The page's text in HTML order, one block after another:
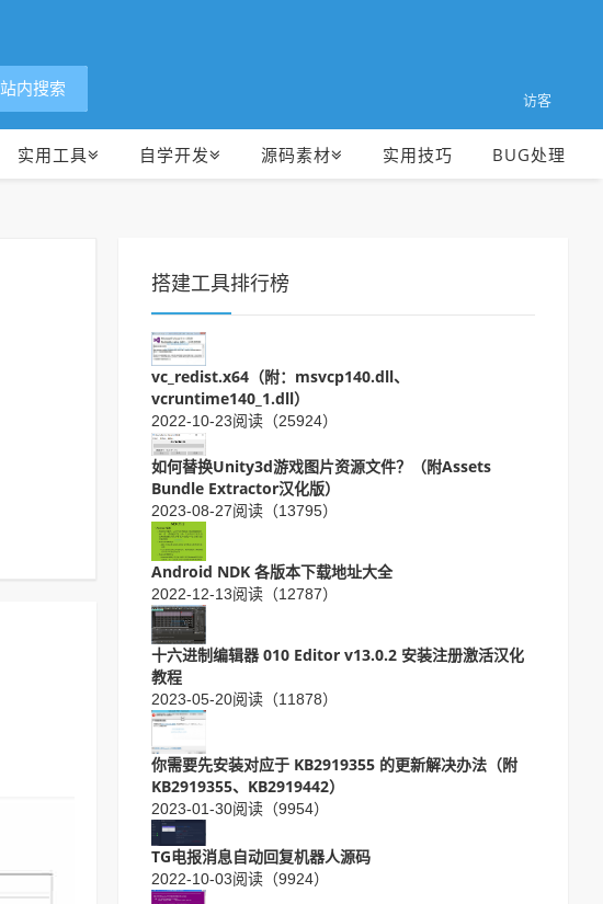
访客
站内搜索
实用工具 自学开发 源码素材 实用技巧 BUG处理
搭建工具排行榜
vc_redist.x64（附：msvcp140.dll、
vcruntime140_1.dll）
2022-10-23阅读（25924）
如何替换Unity3d游戏图片资源文件？（附Assets
Bundle Extractor汉化版）
2023-08-27阅读（13795）
Android NDK 各版本下载地址大全
2022-12-13阅读（12787）
十六进制编辑器 010 Editor v13.0.2 安装注册激活汉化
教程
2023-05-20阅读（11878）
你需要先安装对应于 KB2919355 的更新解决办法（附
KB2919355、KB2919442）
2023-01-30阅读（9954）
TG电报消息自动回复机器人源码
2022-10-03阅读（9924）